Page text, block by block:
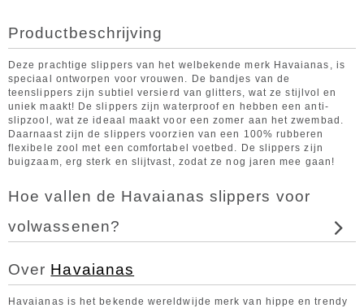
Productbeschrijving
Deze prachtige slippers van het welbekende merk Havaianas, is
speciaal ontworpen voor vrouwen. De bandjes van de
teenslippers zijn subtiel versierd van glitters, wat ze stijlvol en
uniek maakt! De slippers zijn waterproof en hebben een anti-
slipzool, wat ze ideaal maakt voor een zomer aan het zwembad.
Daarnaast zijn de slippers voorzien van een 100% rubberen
flexibele zool met een comfortabel voetbed. De slippers zijn
buigzaam, erg sterk en slijtvast, zodat ze nog jaren mee gaan!
Hoe vallen de Havaianas slippers voor
volwassenen?
Over Havaianas
Havaianas is het bekende wereldwijde merk van hippe en trendy